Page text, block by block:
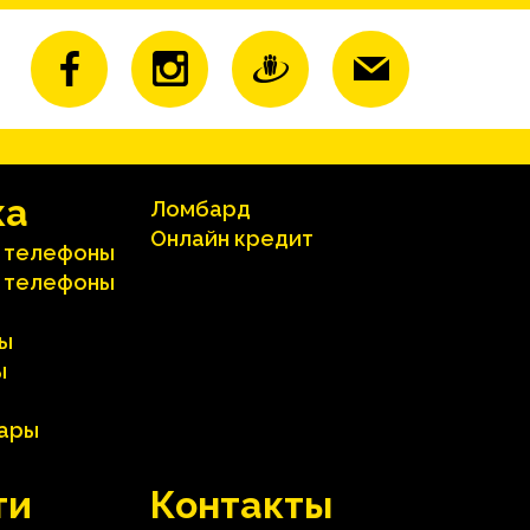
Ломбард
Онлайн кредит
Контакты